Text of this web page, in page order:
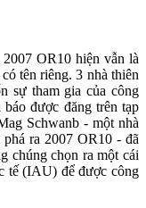
OR10 hiện vẫn là
tên riêng. 3 nhà thiên
sự tham gia của công
được đăng trên tạp
Schwanb - một nhà
ra 2007 OR10 - đã
chúng chọn ra một cái
tế (IAU) để được công